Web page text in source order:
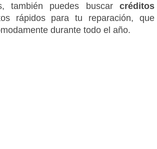
también puedes buscar créditos
rápidos para tu reparación, que
durante todo el año.